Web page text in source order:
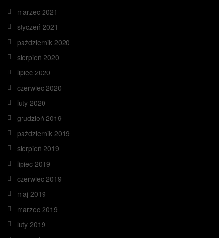
marzec 2021
styczeń 2021
październik 2020
sierpień 2020
lipiec 2020
czerwiec 2020
luty 2020
grudzień 2019
październik 2019
sierpień 2019
lipiec 2019
czerwiec 2019
maj 2019
marzec 2019
luty 2019